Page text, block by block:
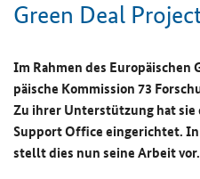
Green Deal
Im Rah­men des Eu­ro­päi­schen
päi­sche Kom­mis­si­on 73
Zu ihrer Un­ter­stüt­zung hat sie
Support Officeein­ge­rich­tet.
stellt dies nun seine Ar­beit vor.